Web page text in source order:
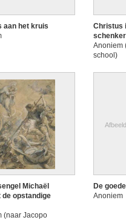
aan het kruis
Christus
Anoniem
school)
Michaël
opstandige
(naar Jacopo
De
Anoniem